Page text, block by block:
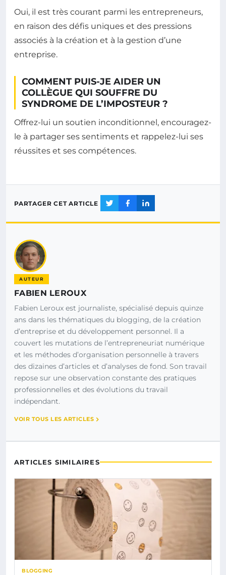
Oui, il est très courant parmi les entrepreneurs,
en raison des défis uniques et des pressions
associés à la création et à la gestion d’une
entreprise.
COMMENT PUIS-JE AIDER UN
COLLÈGUE QUI SOUFFRE DU
SYNDROME DE L’IMPOSTEUR ?
Offrez-lui un soutien inconditionnel, encouragez-
le à partager ses sentiments et rappelez-lui ses
réussites et ses compétences.
PARTAGER CET ARTICLE
AUTEUR
FABIEN LEROUX
Fabien Leroux est journaliste, spécialisé depuis quinze
ans dans les thématiques du blogging, de la création
d’entreprise et du développement personnel. Il a
couvert les mutations de l’entrepreneuriat numérique
et les méthodes d’organisation personnelle à travers
des dizaines d’articles et d’analyses de fond. Son travail
repose sur une observation constante des pratiques
professionnelles et des évolutions du travail
indépendant.
VOIR TOUS LES ARTICLES
ARTICLES SIMILAIRES
BLOGGING